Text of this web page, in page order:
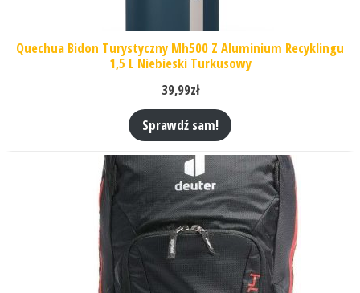
Quechua Bidon Turystyczny Mh500 Z Aluminium Recyklingu
1,5 L Niebieski Turkusowy
39,99zł
Sprawdź sam!